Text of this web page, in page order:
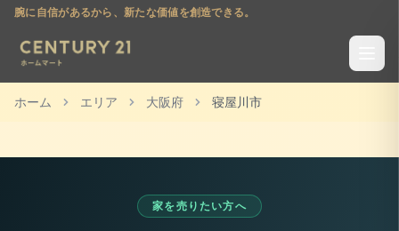
腕に自信があるから、新たな価値を創造できる。
ホーム エリア 大阪府 寝屋川市
家を売りたい方へ